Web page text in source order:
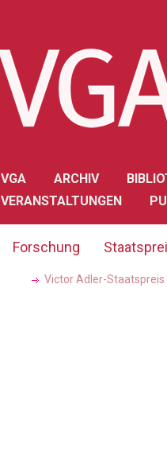
VGA ARCHIV
VERANSTALTUNGEN
Forschung
Victor Adler-Staatspreis